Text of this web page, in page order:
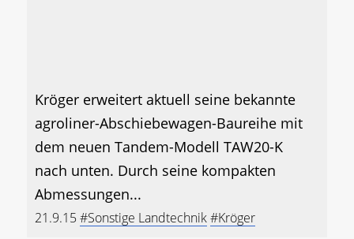
Kröger erweitert aktuell seine bekannte
agroliner-Abschiebewagen-Baureihe mit
dem neuen Tandem-Modell TAW20-K
nach unten. Durch seine kompakten
Abmessungen...
21.9.15#Sonstige Landtechnik#Kröger